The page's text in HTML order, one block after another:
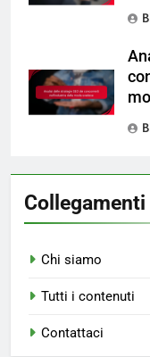
Chi siamo
Tutti i contenuti
Contattaci